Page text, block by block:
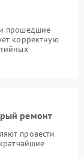
прошедшие
корректную
ремонт
провести